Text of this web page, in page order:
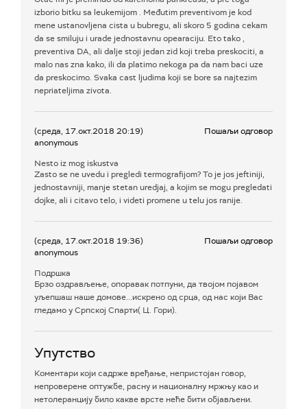
izborio bitku sa leukemijom . Međutim preventivom je kod
mene ustanovljena cista u bubregu, ali skoro 5 godina cekam
da se smiluju i urade jednostavnu opearaciju. Eto tako ,
preventiva DA, ali dalje stoji jedan zid koji treba preskociti, a
malo nas zna kako, ili da platimo nekoga pa da nam baci uze
da preskocimo. Svaka cast ljudima koji se bore sa najtezim
nepriateljima zivota.
(среда, 17.окт.2018 20:19)
anonymous
Пошаљи одговор
Nesto iz mog iskustva
Zasto se ne uvedu i pregledi termografijom? To je jos jeftiniji,
jednostavniji, manje stetan uredjaj, a kojim se mogu pregledati
dojke, ali i citavo telo, i videti promene u telu jos ranije.
(среда, 17.окт.2018 19:36)
anonymous
Пошаљи одговор
Подршка
Брзо оздрављење, опоравак потпуни, да твојом појавом
уљепшаш наше домове...искрено од срца, од нас који Вас
гледамо у Српској Спарти( Ц. Гори).
Упутство
Коментари који садрже вређање, непристојан говор,
непроверене оптужбе, расну и националну мржњу као и
нетолеранцију било какве врсте неће бити објављени.